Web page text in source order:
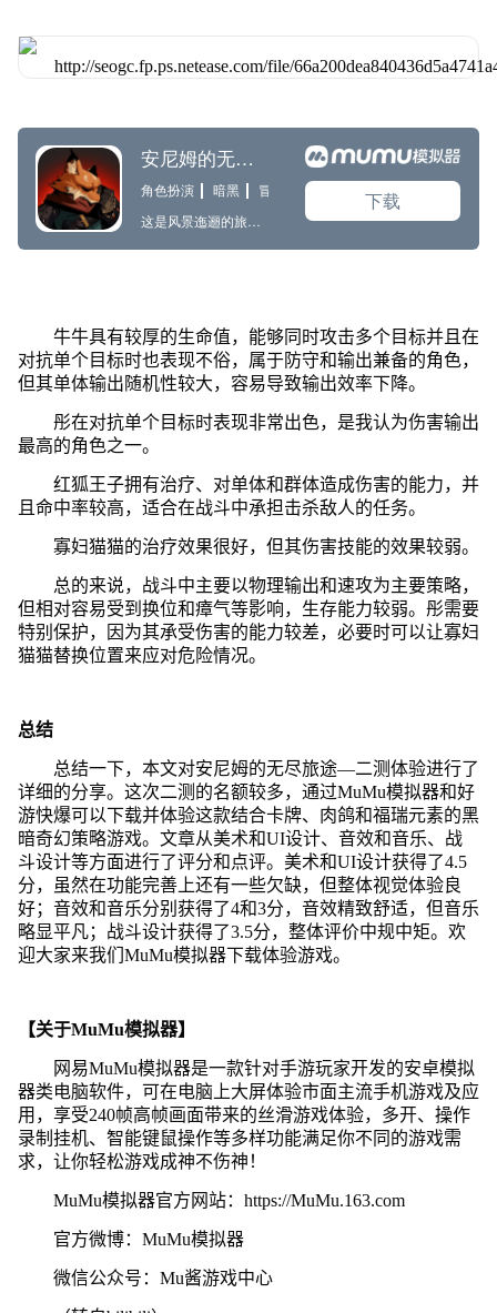
牛牛具有较厚的生命值，能够同时攻击多个目标并且在
对抗单个目标时也表现不俗，属于防守和输出兼备的角色，
但其单体输出随机性较大，容易导致输出效率下降。
彤在对抗单个目标时表现非常出色，是我认为伤害输出
最高的角色之一。
红狐王子拥有治疗、对单体和群体造成伤害的能力，并
且命中率较高，适合在战斗中承担击杀敌人的任务。
寡妇猫猫的治疗效果很好，但其伤害技能的效果较弱。
总的来说，战斗中主要以物理输出和速攻为主要策略，
但相对容易受到换位和瘴气等影响，生存能力较弱。彤需要
特别保护，因为其承受伤害的能力较差，必要时可以让寡妇
猫猫替换位置来应对危险情况。
总结
总结一下，本文对安尼姆的无尽旅途—二测体验进行了
详细的分享。这次二测的名额较多，通过MuMu模拟器和好
游快爆可以下载并体验这款结合卡牌、肉鸽和福瑞元素的黑
暗奇幻策略游戏。文章从美术和UI设计、音效和音乐、战
斗设计等方面进行了评分和点评。美术和UI设计获得了4.5
分，虽然在功能完善上还有一些欠缺，但整体视觉体验良
好；音效和音乐分别获得了4和3分，音效精致舒适，但音乐
略显平凡；战斗设计获得了3.5分，整体评价中规中矩。欢
迎大家来我们MuMu模拟器下载体验游戏。
【关于MuMu模拟器】
网易MuMu模拟器是一款针对手游玩家开发的安卓模拟
器类电脑软件，可在电脑上大屏体验市面主流手机游戏及应
用，享受240帧高帧画面带来的丝滑游戏体验，多开、操作
录制挂机、智能键鼠操作等多样功能满足你不同的游戏需
求，让你轻松游戏成神不伤神！
MuMu模拟器官方网站：https://MuMu.163.com
官方微博：MuMu模拟器
微信公众号：Mu酱游戏中心